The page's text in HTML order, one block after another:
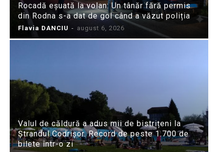
Rocadă eșuată la volan: Un tânăr fără permis
din Rodna s-a dat de gol când a văzut poliția
Flavia DANCIU - august 6, 2026
Valul de căldură a adus mii de bistrițeni la
Ștrandul Codrișor. Record de peste 1.700 de
bilete într-o zi